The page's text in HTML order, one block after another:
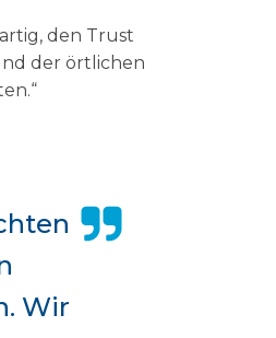
den Trust
der örtlichen
Wir